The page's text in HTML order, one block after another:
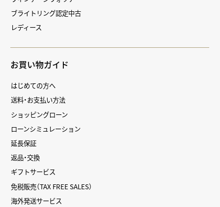
ブライトリング認定中古
レディース
お買い物ガイド
はじめての方へ
送料・お支払い方法
ショッピングローン
ローンシミュレーション
延長保証
返品・交換
ギフトサービス
免税販売（TAX FREE SALES）
海外発送サービス